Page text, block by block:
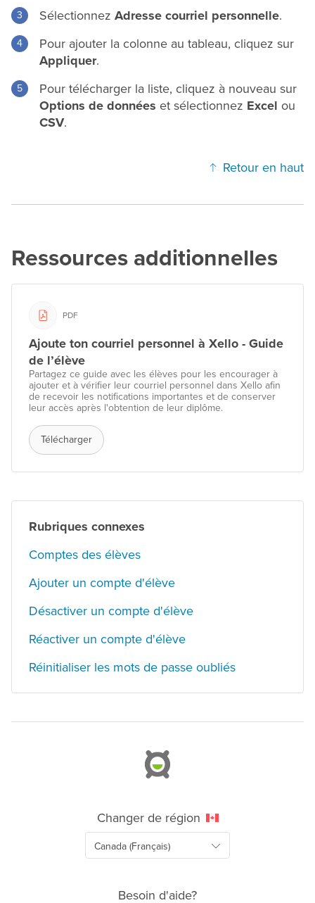
Sélectionnez Adresse courriel personnelle.
Pour ajouter la colonne au tableau, cliquez sur
Appliquer.
Pour télécharger la liste, cliquez à nouveau sur
Options de données et sélectionnez Excel ou
CSV.
Retour en haut
Ressources additionnelles
PDF
Ajoute ton courriel personnel à Xello - Guide
de l’élève
Partagez ce guide avec les élèves pour les encourager à
ajouter et à vérifier leur courriel personnel dans Xello afin
de recevoir les notifications importantes et de conserver
leur accès après l'obtention de leur diplôme.
Télécharger
Rubriques connexes
Comptes des élèves
Ajouter un compte d'élève
Désactiver un compte d'élève
Réactiver un compte d'élève
Réinitialiser les mots de passe oubliés
Changer de région
Besoin d'aide?